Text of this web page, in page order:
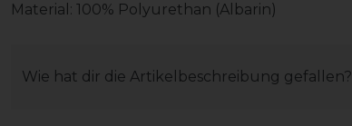
Material: 100% Polyurethan (Albarin)
Wie hat dir die Artikelbeschreibung gefallen?